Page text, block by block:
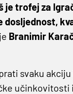
trofej za
Branimir
svaku